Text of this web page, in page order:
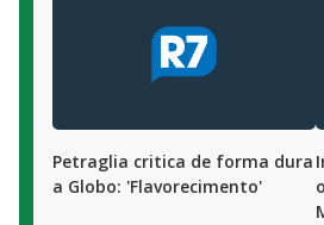
Petraglia critica de forma dura
a Globo: 'Flavorecimento'